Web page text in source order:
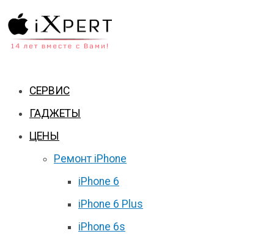
СЕРВИС
ГАДЖЕТЫ
ЦЕНЫ
Ремонт iPhone
iPhone 6
iPhone 6 Plus
iPhone 6s